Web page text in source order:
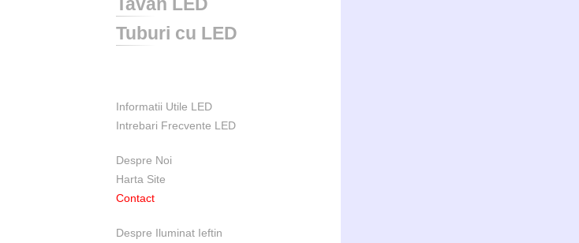
Tuburi cu LED
Informatii Utile LED
Intrebari Frecvente LED
Despre Noi
Harta Site
Contact
Despre Iluminat Ieftin